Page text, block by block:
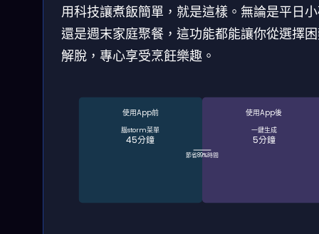
用科技讓煮飯簡單，就是這樣。無論是平日
還是週末家庭聚餐，這功能都能讓你從選擇
解脫，專心享受烹飪樂趣。
使用App前
腦storm菜單
45分鐘
使用App後
一鍵生成
5分鐘
節省89%時間